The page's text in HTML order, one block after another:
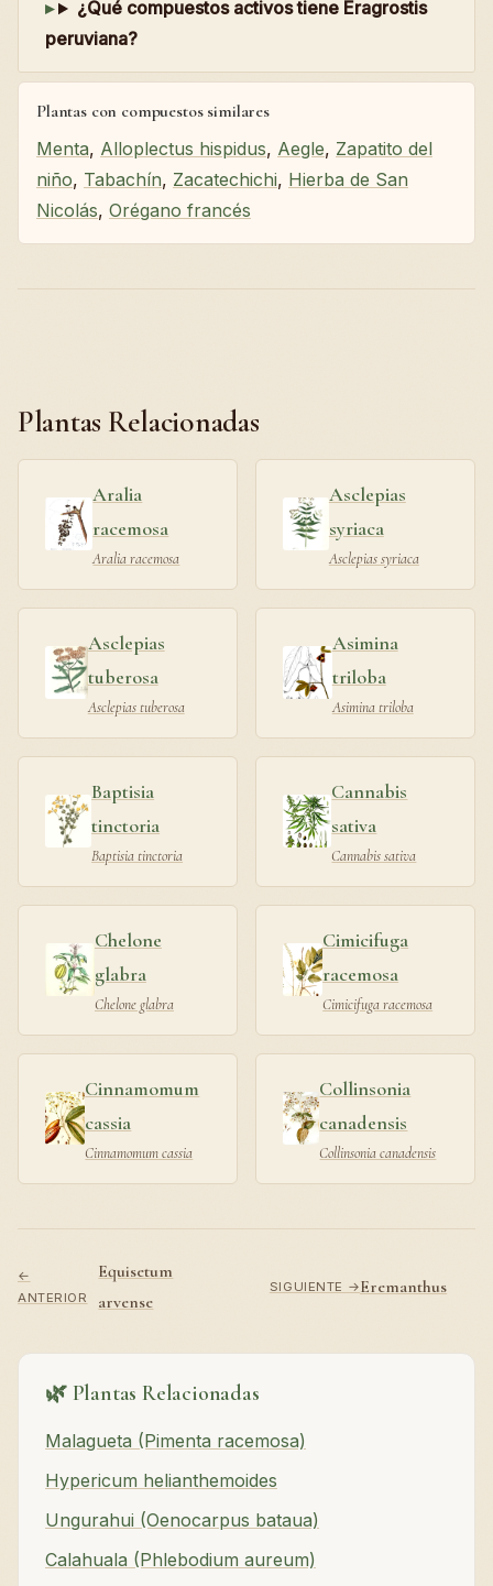
¿Qué compuestos activos tiene Eragrostis
peruviana?
Plantas con compuestos similares
Menta, Alloplectus hispidus, Aegle, Zapatito del
niño, Tabachín, Zacatechichi, Hierba de San
Nicolás, Orégano francés
Plantas Relacionadas
Aralia
racemosa
Aralia racemosa
Asclepias
syriaca
Asclepias syriaca
Asclepias
tuberosa
Asclepias tuberosa
Asimina
triloba
Asimina triloba
Baptisia
tinctoria
Baptisia tinctoria
Cannabis
sativa
Cannabis sativa
Chelone
glabra
Chelone glabra
Cimicifuga
racemosa
Cimicifuga racemosa
Cinnamomum
cassia
Cinnamomum cassia
Collinsonia
canadensis
Collinsonia canadensis
←
ANTERIOR
Equisetum
arvense
SIGUIENTE →Eremanthus
🌿 Plantas Relacionadas
Malagueta (Pimenta racemosa)
Hypericum helianthemoides
Ungurahui (Oenocarpus bataua)
Calahuala (Phlebodium aureum)